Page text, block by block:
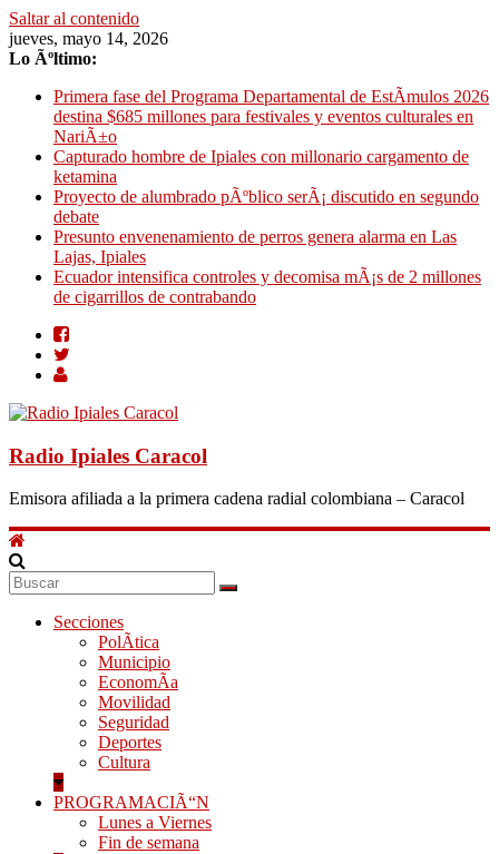
Saltar al contenido
jueves, mayo 14, 2026
Lo Ãºltimo:
Primera fase del Programa Departamental de EstÃ­mulos 2026
destina $685 millones para festivales y eventos culturales en
NariÃ±o
Capturado hombre de Ipiales con millonario cargamento de
ketamina
Proyecto de alumbrado pÃºblico serÃ¡ discutido en segundo
debate
Presunto envenenamiento de perros genera alarma en Las
Lajas, Ipiales
Ecuador intensifica controles y decomisa mÃ¡s de 2 millones
de cigarrillos de contrabando
Radio Ipiales Caracol
Emisora afiliada a la primera cadena radial colombiana – Caracol
Secciones
PolÃ­tica
Municipio
EconomÃ­a
Movilidad
Seguridad
Deportes
Cultura
PROGRAMACIÃ“N
Lunes a Viernes
Fin de semana